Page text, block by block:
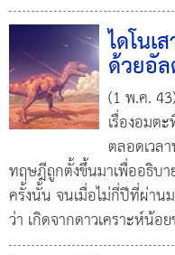
ไดโนเ
ด้วยอัล
(1 พ.ค.
เรื่องอมต
ตลอดเวล
ทฤษฎีถูกตั้งขึ้นมาเพื่ออธิบ
ครั้งนั้น จนเมื่อไม่กี่ปีที่ผ่า
ว่า เกิดจากดาวเคราะห์น้